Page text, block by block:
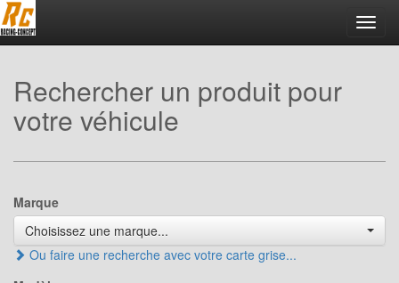
Rechercher un produit pour
votre véhicule
Marque
Choisissez une marque...
Ou faire une recherche avec votre carte grise...